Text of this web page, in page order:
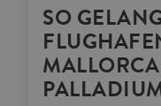
SO